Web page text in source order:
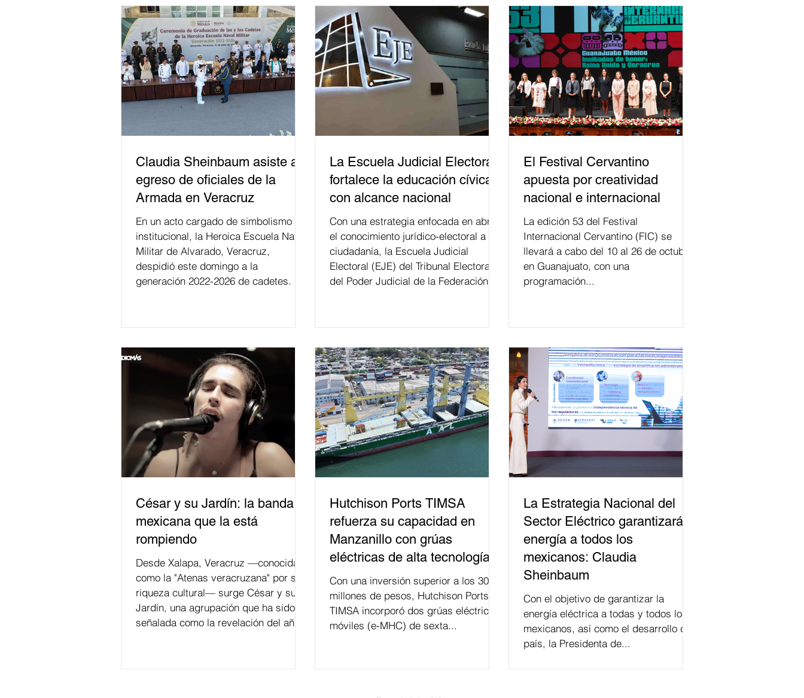
Claudia Sheinbaum asiste a
egreso de oficiales de la
Armada en Veracruz
En un acto cargado de simbolismo
institucional, la Heroica Escuela Naval
Militar de Alvarado, Veracruz,
despidió este domingo a la
generación 2022-2026 de cadetes.
La Escuela Judicial Electoral
fortalece la educación cívica
con alcance nacional
Con una estrategia enfocada en abrir
el conocimiento jurídico-electoral a la
ciudadanía, la Escuela Judicial
Electoral (EJE) del Tribunal Electoral
del Poder Judicial de la Federación ha
relacionados con la democracia y el
del papel que ha asumido la EJE en la
difusión de la justicia electoral como
un bien público. La mayor parte de las
personas capacitadas no forma
El Festival Cervantino
apuesta por creatividad
nacional e internacional
La edición 53 del Festival
Internacional Cervantino (FIC) se
llevará a cabo del 10 al 26 de octubre
en Guanajuato, con una
programación...
César y su Jardín: la banda
mexicana que la está
rompiendo
Desde Xalapa, Veracruz —conocida
como la "Atenas veracruzana" por su
riqueza cultural— surge César y su
Jardín, una agrupación que ha sido
señalada como la revelación del año
Hutchison Ports TIMSA
refuerza su capacidad en
Manzanillo con grúas
eléctricas de alta tecnología
Con una inversión superior a los 300
millones de pesos, Hutchison Ports
TIMSA incorporó dos grúas eléctricas
móviles (e-MHC) de sexta...
La Estrategia Nacional del
Sector Eléctrico garantizará
energía a todos los
mexicanos: Claudia
Sheinbaum
Con el objetivo de garantizar la
energía eléctrica a todas y todos los
mexicanos, así como el desarrollo del
país, la Presidenta de...